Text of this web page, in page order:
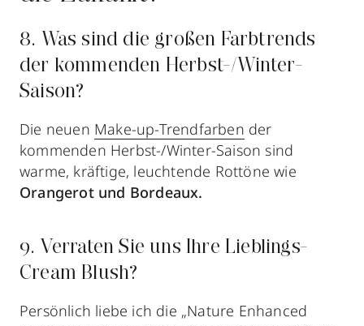
8. Was sind die großen Farbtrends
der kommenden Herbst-/Winter-
Saison?
Die neuen Make-up-Trendfarben der
kommenden Herbst-/Winter-Saison sind
warme, kräftige, leuchtende Rottöne wie
Orangerot und Bordeaux.
9. Verraten Sie uns Ihre Lieblings-
Cream Blush?
Persönlich liebe ich die „Nature Enhanced